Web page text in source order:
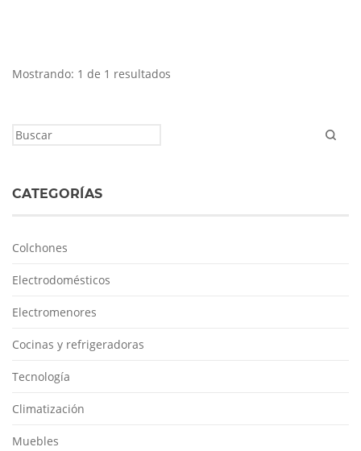
Mostrando: 1 de 1 resultados
CATEGORÍAS
Colchones
Electrodomésticos
Electromenores
Cocinas y refrigeradoras
Tecnología
Climatización
Muebles